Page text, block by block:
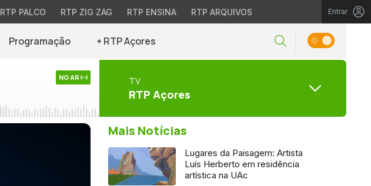
RTP PALCO RTP ZIG ZAG RTP ENSINA RTP ARQUIVOS Entrar
Programação + RTP Açores
NO AR TV
RTP Açores
Mais Notícias
Lugares da Paisagem: Artista
Luís Herberto em residência
artística na UAc